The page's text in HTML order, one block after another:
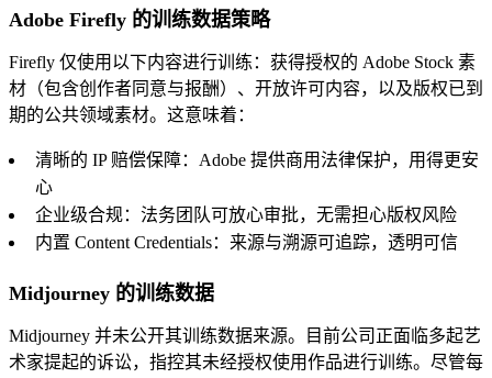
Adobe Firefly 的训练数据策略
Firefly 仅使用以下内容进行训练：获得授权的 Adobe Stock 素
材（包含创作者同意与报酬）、开放许可内容，以及版权已到
期的公共领域素材。这意味着：
清晰的 IP 赔偿保障：Adobe 提供商用法律保护，用得更安
心
企业级合规：法务团队可放心审批，无需担心版权风险
内置 Content Credentials：来源与溯源可追踪，透明可信
Midjourney 的训练数据
Midjourney 并未公开其训练数据来源。目前公司正面临多起艺
术家提起的诉讼，指控其未经授权使用作品进行训练。尽管每